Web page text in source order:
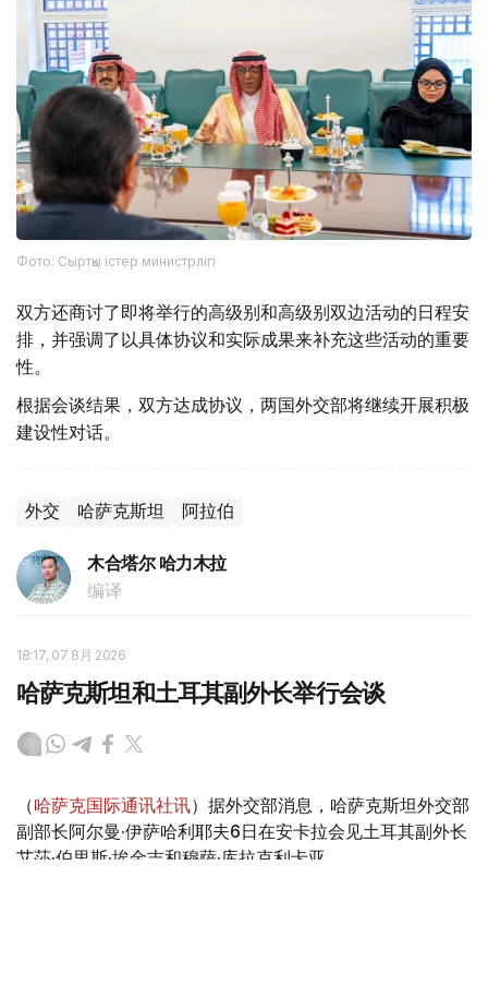
Фото: Сыртқы істер министрлігі
双方还商讨了即将举行的高级别和高级别双边活动的日程安
排，并强调了以具体协议和实际成果来补充这些活动的重要
性。
根据会谈结果，双方达成协议，两国外交部将继续开展积极
建设性对话。
外交 哈萨克斯坦 阿拉伯
木合塔尔 哈力木拉
编译
18:17, 07 8月 2026
哈萨克斯坦和土耳其副外长举行会谈
（哈萨克国际通讯社讯）据外交部消息，哈萨克斯坦外交部
副部长阿尔曼·伊萨哈利耶夫6日在安卡拉会见土耳其副外长
艾莎·伯里斯·埃金吉和穆萨·库拉克利卡亚。